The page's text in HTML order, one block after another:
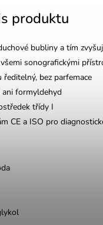
produktu
bubliny a tím
sonografickými
ředitelný, bez parfemace
ani formyldehyd
třídy I
CE a ISO pro